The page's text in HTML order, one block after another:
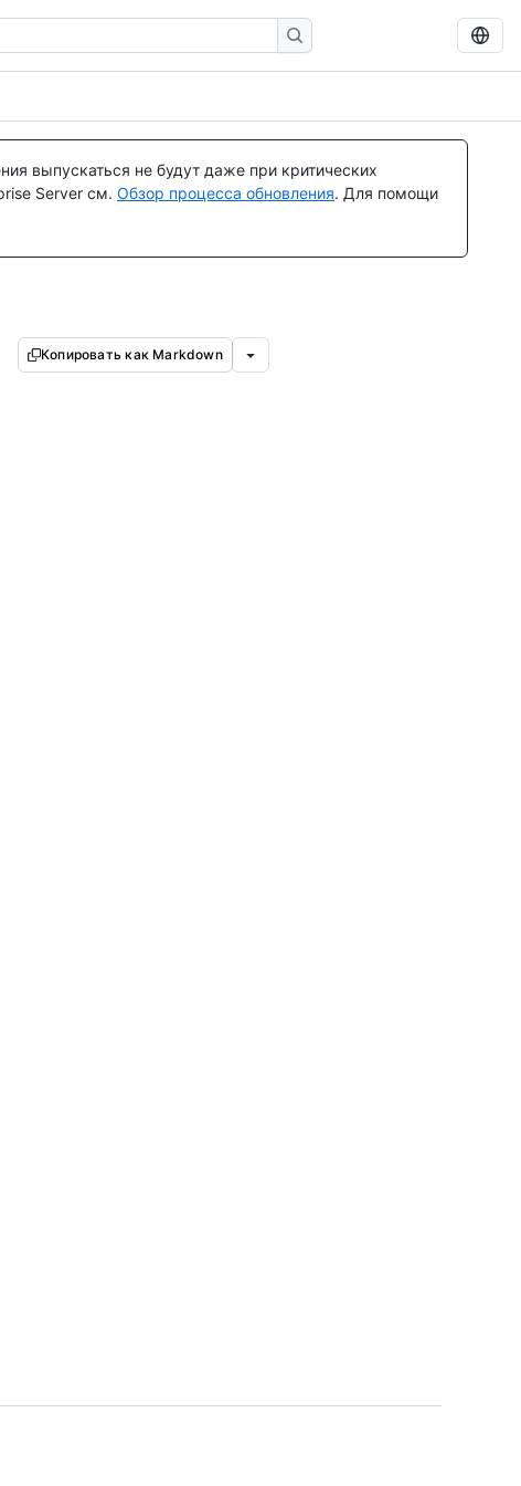
выпускаться не будут даже при критических
Server см. Обзор процесса обновления. Для помощи
Копировать как Markdown